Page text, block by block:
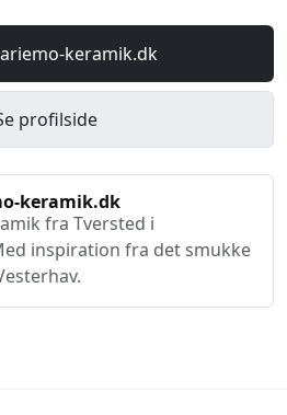
keramik.dk
profilside
keramik.dk
fra Tversted i
inspiration fra det smukke